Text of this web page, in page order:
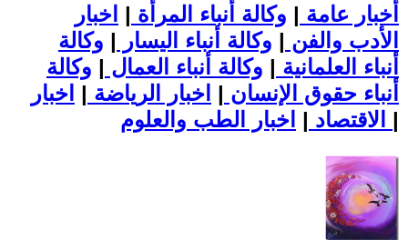
أخبار عامة | وكالة أنباء المرأة | اخبار
الأدب والفن | وكالة أنباء اليسار | وكالة
أنباء العلمانية | وكالة أنباء العمال | وكالة
أنباء حقوق الإنسان | اخبار الرياضة | اخبار
الاقتصاد | |